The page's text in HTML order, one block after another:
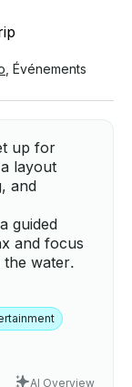
Événements
up for
layout
and
guided
and focus
water.
AI Overview